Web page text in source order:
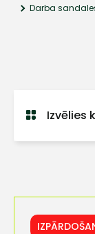
Darba sandales
Izvēlies